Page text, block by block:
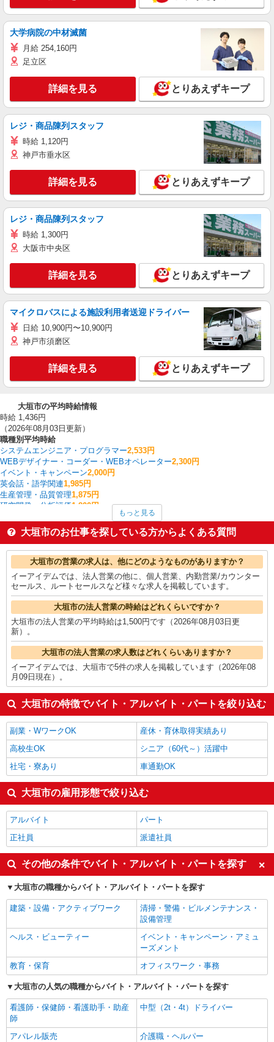
大学病院の中材滅菌
月給 254,160円
足立区
詳細を見る とりあえずキープ
レジ・商品陳列スタッフ
時給 1,120円
神戸市垂水区
詳細を見る とりあえずキープ
レジ・商品陳列スタッフ
時給 1,300円
大阪市中央区
詳細を見る とりあえずキープ
マイクロバスによる施設利用者送迎ドライバー
日給 10,900円〜10,900円
神戸市須磨区
詳細を見る とりあえずキープ
大垣市の平均時給情報
時給 1,436円
（2026年08月03日更新）
職種別平均時給
システムエンジニア・プログラマー2,533円
WEBデザイナー・コーダー・WEBオペレーター2,300円
イベント・キャンペーン2,000円
英会話・語学関連1,985円
生産管理・品質管理1,875円
研究開発・分析評価1,800円
看護師・保健師・看護助手・助産師 1,666円
建物管理・設備管理・マンション管理員1,600円
法人営業1,500円
製造・組立・加工1,484円
大垣市の他の職種の平均時給を見る
もっと見る
大垣市のお仕事を探している方からよくある質問
大垣市の営業の求人は、他にどのようなものがありますか？
イーアイデムでは、法人営業の他に、個人営業、内勤営業/カウンター
セールス、ルートセールスなど様々な求人を掲載しています。
大垣市の法人営業の時給はどれくらいですか？
大垣市の法人営業の平均時給は1,500円です（2026年08月03日更
新）。
大垣市の法人営業の求人数はどれくらいありますか？
イーアイデムでは、大垣市で5件の求人を掲載しています（2026年08
月09日現在）。
大垣市の特徴でバイト・アルバイト・パートを絞り込む
副業・WワークOK
産休・育休取得実績あり
高校生OK
シニア（60代～）活躍中
社宅・寮あり
車通勤OK
大垣市の雇用形態で絞り込む
アルバイト
パート
正社員
派遣社員
その他の条件でバイト・アルバイト・パートを探す
大垣市の職種からバイト・アルバイト・パートを探す
建築・設備・アクティブワーク
清掃・警備・ビルメンテナンス・
設備管理
ヘルス・ビューティー
イベント・キャンペーン・アミュ
ーズメント
教育・保育
オフィスワーク・事務
大垣市の人気の職種からバイト・アルバイト・パートを探す
看護師・保健師・看護助手・助産
師
中型（2t・4t）ドライバー
アパレル販売
介護職・ヘルパー